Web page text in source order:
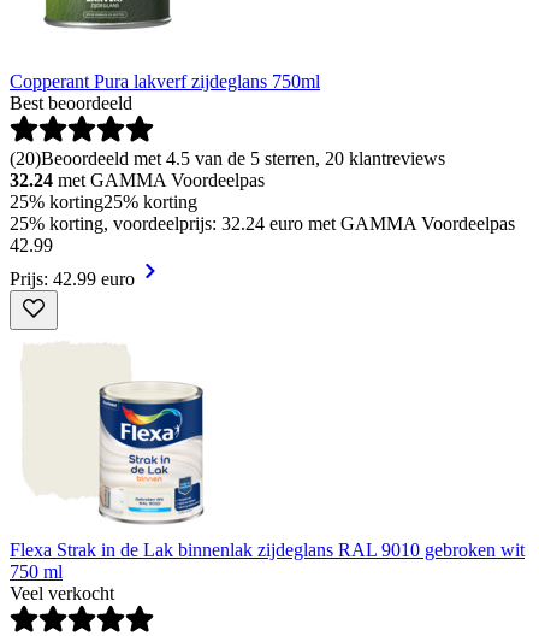
Copperant Pura lakverf zijdeglans 750ml
Best beoordeeld
(20)Beoordeeld met 4.5 van de 5 sterren, 20 klantreviews
32.24 met GAMMA Voordeelpas
25% korting25% korting
25% korting, voordeelprijs: 32.24 euro met GAMMA Voordeelpas
42.99
Prijs: 42.99 euro
Flexa Strak in de Lak binnenlak zijdeglans RAL 9010 gebroken wit
750 ml
Veel verkocht